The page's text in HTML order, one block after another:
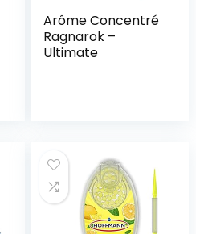
Arôme Concentré
Ragnarok –
Ultimate